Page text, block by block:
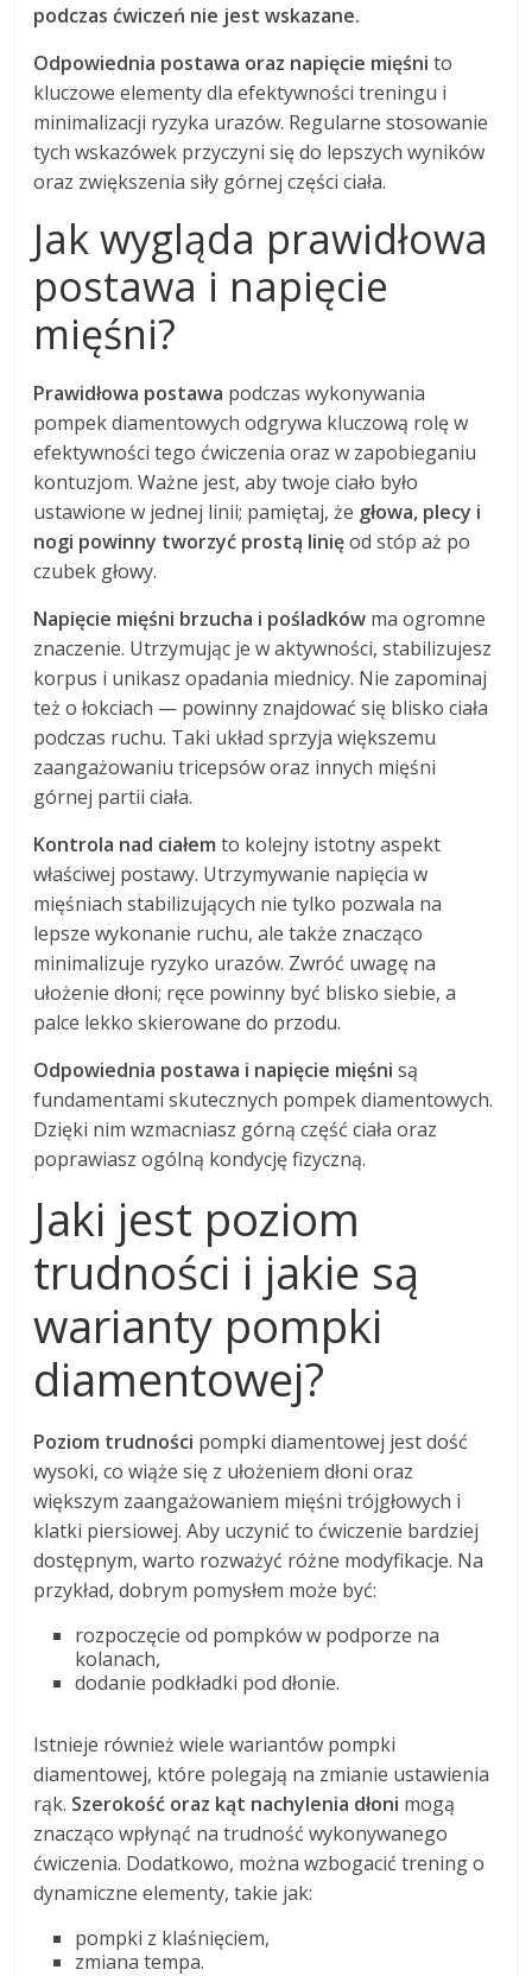
podczas ćwiczeń nie jest wskazane.
Odpowiednia postawa oraz napięcie mięśni to
kluczowe elementy dla efektywności treningu i
minimalizacji ryzyka urazów. Regularne stosowanie
tych wskazówek przyczyni się do lepszych wyników
oraz zwiększenia siły górnej części ciała.
Jak wygląda prawidłowa
postawa i napięcie
mięśni?
Prawidłowa postawa podczas wykonywania
pompek diamentowych odgrywa kluczową rolę w
efektywności tego ćwiczenia oraz w zapobieganiu
kontuzjom. Ważne jest, aby twoje ciało było
ustawione w jednej linii; pamiętaj, że głowa, plecy i
nogi powinny tworzyć prostą linięod stóp aż po
czubek głowy.
Napięcie mięśni brzucha i pośladków ma ogromne
znaczenie. Utrzymując je w aktywności, stabilizujesz
korpus i unikasz opadania miednicy. Nie zapominaj
też o łokciach — powinny znajdować się blisko ciała
podczas ruchu. Taki układ sprzyja większemu
zaangażowaniu tricepsów oraz innych mięśni
górnej partii ciała.
Kontrola nad ciałem to kolejny istotny aspekt
właściwej postawy. Utrzymywanie napięcia w
mięśniach stabilizujących nie tylko pozwala na
lepsze wykonanie ruchu, ale także znacząco
minimalizuje ryzyko urazów. Zwróć uwagę na
ułożenie dłoni; ręce powinny być blisko siebie, a
palce lekko skierowane do przodu.
Odpowiednia postawa i napięcie mięśni są
fundamentami skutecznych pompek diamentowych.
Dzięki nim wzmacniasz górną część ciała oraz
poprawiasz ogólną kondycję fizyczną.
Jaki jest poziom
trudności i jakie są
warianty pompki
diamentowej?
Poziom trudności pompki diamentowej jest dość
wysoki, co wiąże się z ułożeniem dłoni oraz
większym zaangażowaniem mięśni trójgłowych i
klatki piersiowej. Aby uczynić to ćwiczenie bardziej
dostępnym, warto rozważyć różne modyfikacje. Na
przykład, dobrym pomysłem może być:
rozpoczęcie od pompków w podporze na
kolanach,
dodanie podkładki pod dłonie.
Istnieje również wiele wariantów pompki
diamentowej, które polegają na zmianie ustawienia
rąk. Szerokość oraz kąt nachylenia dłoni mogą
znacząco wpłynąć na trudność wykonywanego
ćwiczenia. Dodatkowo, można wzbogacić trening o
dynamiczne elementy, takie jak:
pompki z klaśnięciem,
zmiana tempa.